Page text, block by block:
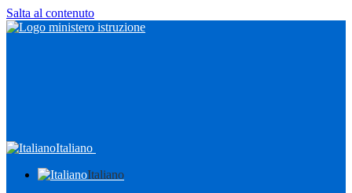
Salta al contenuto
Italiano
Italiano